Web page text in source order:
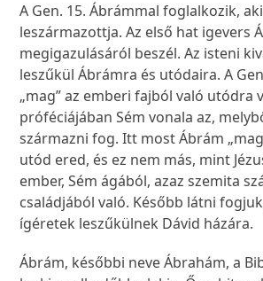
A Gen. 15. Ábrámmal foglalkozik,
leszármazottja. Az első hat igevers
megigazulásáról beszél. Az isteni
leszűkül Ábrámra és utódaira. A
„mag” az emberi fajból való utódra
próféciájában Sém vonala az,
származni fog. Itt most Ábrám
utód ered, és ez nem más, mint
ember, Sém ágából, azaz szemita
családjából való. Később látni
ígéretek leszűkülnek Dávid házára.
Ábrám, későbbi neve Ábrahám, a